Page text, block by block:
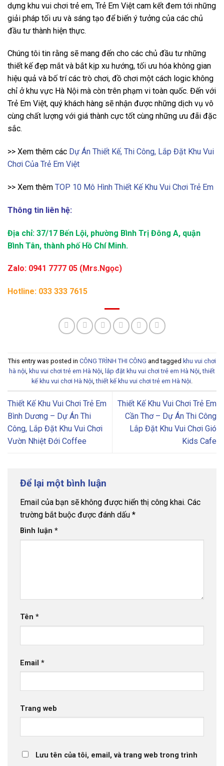
dựng khu vui chơi trẻ em, Trẻ Em Việt cam kết đem tới những
giải pháp tối ưu và sáng tạo để biến ý tưởng của các chủ
đầu tư thành hiện thực.
Chúng tôi tin rằng sẽ mang đến cho các chủ đầu tư những
thiết kế đẹp mắt và bắt kịp xu hướng, tối ưu hóa không gian
hiệu quả và bố trí các trò chơi, đồ chơi một cách logic không
chỉ ở khu vực Hà Nội mà còn trên phạm vi toàn quốc. Đến với
Trẻ Em Việt, quý khách hàng sẽ nhận được những dịch vụ vô
cùng chất lượng với giá thành cực tốt cùng những ưu đãi đặc
sắc.
>> Xem thêm các Dự Án Thiết Kế, Thi Công, Lắp Đặt Khu Vui
Chơi Của Trẻ Em Việt
>> Xem thêm TOP 10 Mô Hình Thiết Kế Khu Vui Chơi Trẻ Em
Thông tin liên hệ:
Địa chỉ: 37/17 Bến Lội, phường Bình Trị Đông A, quận
Bình Tân, thành phố Hồ Chí Minh.
Zalo: 0941 7777 05 (Mrs.Ngọc)
Hotline: 033 333 7615
This entry was posted in CÔNG TRÌNH THI CÔNG and tagged khu vui chơi
hà nội, khu vui chơi trẻ em Hà Nội, lắp đặt khu vui chơi trẻ em Hà Nội,thiết
kế khu vui chơi Hà Nội,thiết kế khu vui chơi trẻ em Hà Nội.
Thiết Kế Khu Vui Chơi Trẻ Em
Bình Dương – Dự Án Thi
Công, Lắp Đặt Khu Vui Chơi
Vườn Nhiệt Đới Coffee
Thiết Kế Khu Vui Chơi Trẻ Em
Cần Thơ – Dự Án Thi Công
Lắp Đặt Khu Vui Chơi Gió
Kids Cafe
Để lại một bình luận
Email của bạn sẽ không được hiển thị công khai. Các
trường bắt buộc được đánh dấu *
Bình luận *
Tên *
Email *
Trang web
Lưu tên của tôi, email, và trang web trong trình